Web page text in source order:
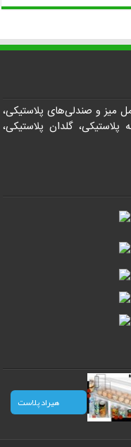
میز و صندلی‌های پلاستیکی،
پلاستیکی، گلدان پلاستیکی،
هیراد پلاست